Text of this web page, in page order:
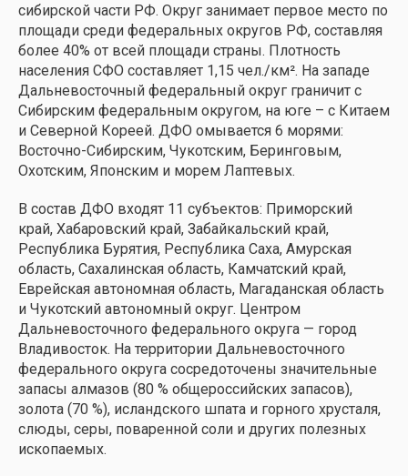
сибирской части РФ. Округ занимает первое место по
площади среди федеральных округов РФ, составляя
более 40% от всей площади страны. Плотность
населения СФО составляет 1,15 чел./км². ​На западе
Дальневосточный федеральный округ граничит с
Сибирским федеральным округом, на юге – с Китаем
и Северной Кореей. ДФО омывается 6 морями:
Восточно-Сибирским, Чукотским, Беринговым,
Охотским, Японским и морем Лаптевых.
В состав ДФО входят 11 субъектов: Приморский
край, Хабаровский край, Забайкальский край,
Республика Бурятия, Республика Саха, Амурская
область, Сахалинская область, Камчатский край,
Еврейская автономная область, Магаданская область
и Чукотский автономный округ. Центром
Дальневосточного федерального округа — город
Владивосток. На территории Дальневосточного
федерального округа сосредоточены значительные
запасы алмазов (80 % общероссийских запасов),
золота (70 %), исландского шпата и горного хрусталя,
слюды, серы, поваренной соли и других полезных
ископаемых.